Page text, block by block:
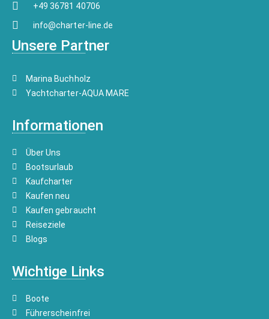
+49 36781 40706
info@charter-line.de
Unsere Partner
Marina Buchholz
Yachtcharter-AQUA MARE
Informationen
Über Uns
Bootsurlaub
Kaufcharter
Kaufen neu
Kaufen gebraucht
Reiseziele
Blogs
Wichtige Links
Boote
Führerscheinfrei